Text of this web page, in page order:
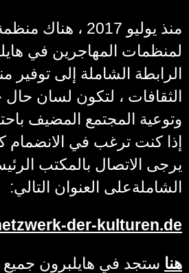
منذ يوليو 2017 ،
لمنظمات المهاجرين في
الرابطة الشاملة إلى توفير
الثقافات ، لتكون لسان حال
وتوعية المجتمع المضيف
إذا كنت ترغب في الانضمام
يرجى الاتصال بالمكتب
الشاملةعلى العنوان التالي:
der-kulturen.de
هنا ستجد في هايلبرون جميع